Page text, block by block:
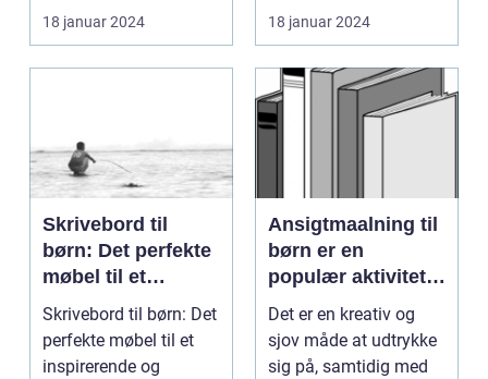
og bedsteforældre
skabe...
18 januar 2024
en genstand der
symbol...
18 januar 2024
Skrivebord til
børn: Det perfekte
møbel til et
inspirerende og
produktivt
læringsmiljø
Skrivebord til børn: Det
perfekte møbel til et
inspirerende og
Ansigtmaalning til
børn er en
populær aktivitet,
der spænder over
flere årtier
Det er en kreativ og
sjov måde at udtrykke
sig på, samtidig med